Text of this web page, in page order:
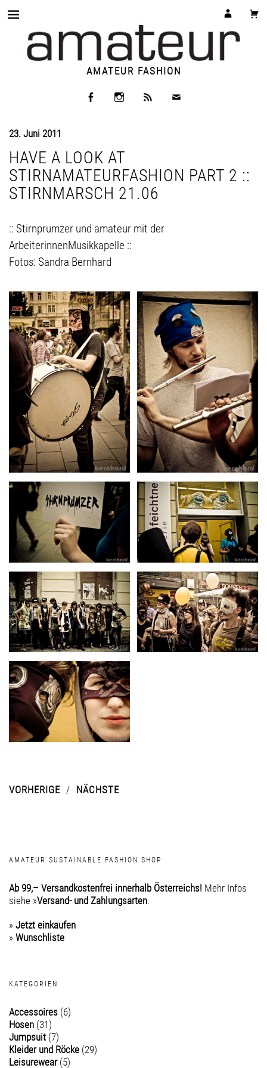
AMATEUR FASHION
23. Juni 2011
HAVE A LOOK AT
STIRNAMATEURFASHION PART 2 ::
STIRNMARSCH 21.06
:: Stirnprumzer und amateur mit der
ArbeiterinnenMusikkapelle ::
Fotos: Sandra Bernhard
VORHERIGE NÄCHSTE
AMATEUR SUSTAINABLE FASHION SHOP
Ab 99,– Versandkostenfrei innerhalb Österreichs! Mehr Infos
siehe »Versand- und Zahlungsarten.
» Jetzt einkaufen
» Wunschliste
KATEGORIEN
Accessoires (6)
Hosen (31)
Jumpsuit (7)
Kleider und Röcke (29)
Leisurewear (5)